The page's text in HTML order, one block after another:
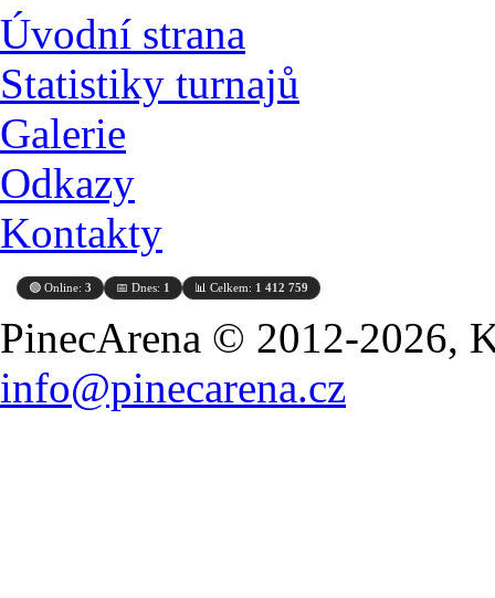
Úvodní strana
Statistiky turnajů
Galerie
Odkazy
Kontakty
🟢 Online: 3 📅 Dnes: 1 📊 Celkem: 1 412 759
PinecArena © 2012-2026,
info@pinecarena.cz